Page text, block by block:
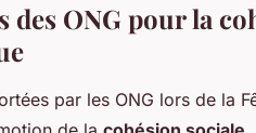
ONG pour la
par les ONG lors de la